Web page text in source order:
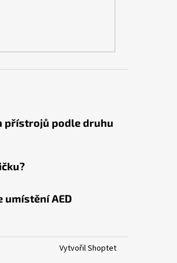
přístrojů podle druhu
umístění AED
Vytvořil Shoptet